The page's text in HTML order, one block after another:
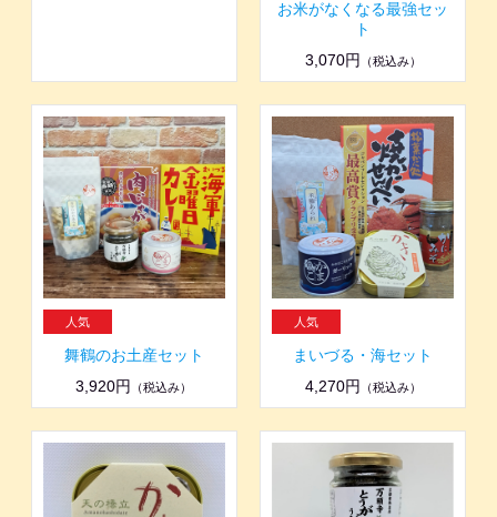
お米がなくなる最強セッ
ト
3,070円 （税込み）
舞鶴のお土産セット
3,920円
（税込み）
まいづる・海セット
4,270円
（税込み）